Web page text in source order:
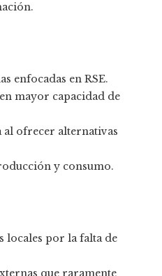
enfocadas en RSE.
mayor capacidad de
ofrecer alternativas
y consumo.
locales por la falta de